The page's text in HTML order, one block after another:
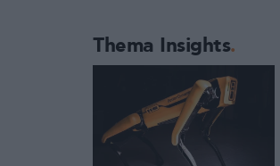
Thema Insights